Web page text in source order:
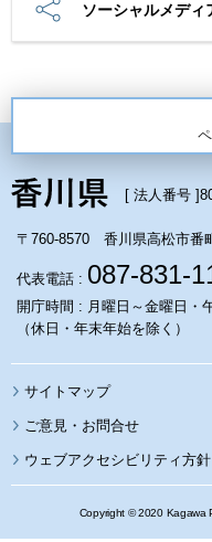
ソーシャルメディ
[ 法人番号 ]
〒760-8570 香川県高松市番
代表電話 : 087-831-
開庁時間 : 月曜日～金曜日・
（休日・年末年始を除く）
サイトマップ
ウェブアクセシビリティ方針
Copyright © 2020 Kagawa